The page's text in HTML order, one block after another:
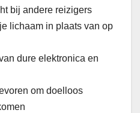
bij andere reizigers
lichaam in plaats van op
dure elektronica en
om doelloos